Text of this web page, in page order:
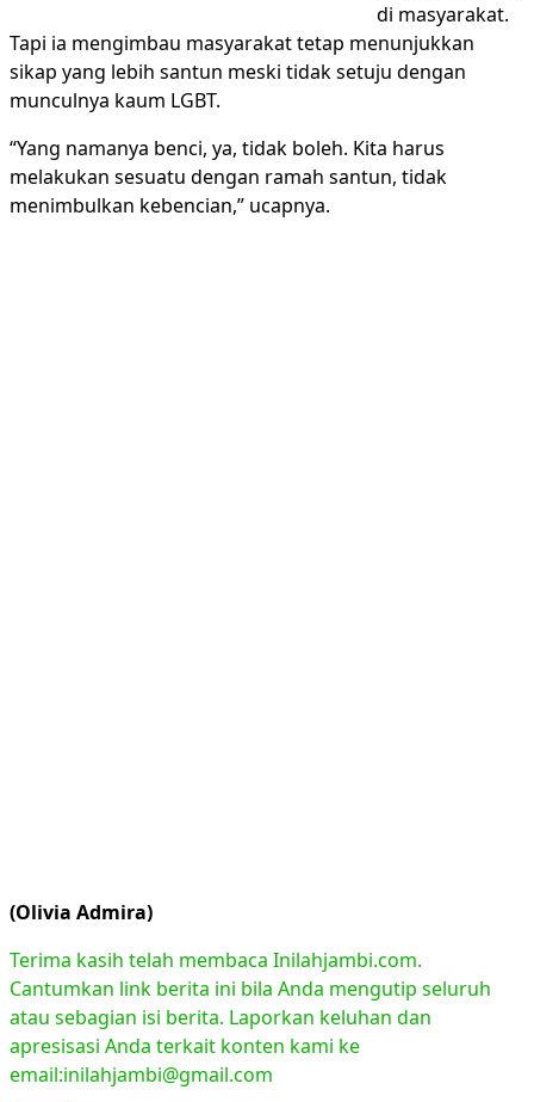
di masyarakat.
Tapi ia mengimbau masyarakat tetap menunjukkan
sikap yang lebih santun meski tidak setuju dengan
munculnya kaum LGBT.
“Yang namanya benci, ya, tidak boleh. Kita harus
melakukan sesuatu dengan ramah santun, tidak
menimbulkan kebencian,” ucapnya.
(Olivia Admira)
Terima kasih telah membaca Inilahjambi.com.
Cantumkan link berita ini bila Anda mengutip seluruh
atau sebagian isi berita. Laporkan keluhan dan
apresisasi Anda terkait konten kami ke
email:inilahjambi@gmail.com